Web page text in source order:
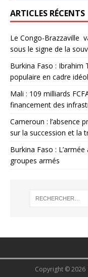
ARTICLES RÉCENTS
Le Congo-Brazzaville
sous le signe de la
Burkina Faso : Ibrahim
populaire en cadre
Mali : 109 milliards
financement des
Cameroun : l’absence
sur la succession et la
Burkina Faso :
groupes armés
Copyright © 2026